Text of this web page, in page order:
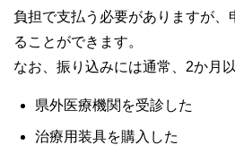
負担で支払う必要がありますが、
ることができます。
なお、振り込みには通常、2か月
県外医療機関を受診した
治療用装具を購入した